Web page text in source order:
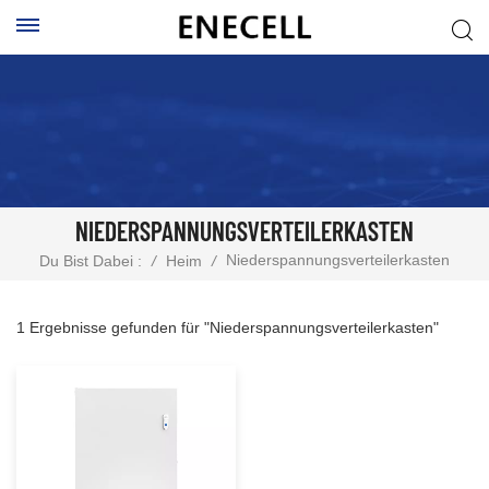
NIEDERSPANNUNGSVERTEILERKASTEN
Du Bist Dabei : / Heim / Niederspannungsverteilerkasten
1 Ergebnisse gefunden für "Niederspannungsverteilerkasten"